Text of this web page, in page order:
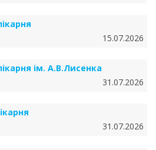
15.07.2026
ім. А.В.Лисенка
31.07.2026
31.07.2026